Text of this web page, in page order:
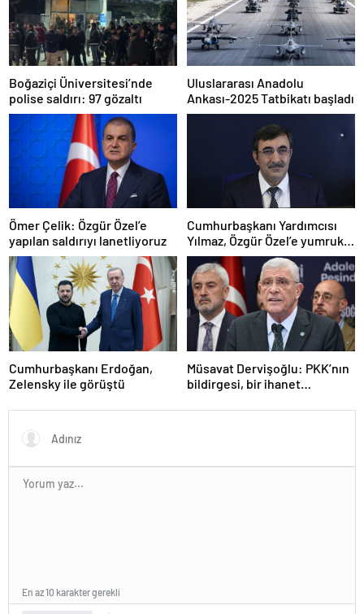
Boğaziçi Üniversitesi’nde
polise saldırı: 97 gözaltı
Uluslararası Anadolu
Ankası-2025 Tatbikatı başladı
Ömer Çelik: Özgür Özel’e
yapılan saldırıyı lanetliyoruz
Cumhurbaşkanı Yardımcısı
Yılmaz, Özgür Özel’e yumruklu
saldırıyı kınadı
Cumhurbaşkanı Erdoğan,
Zelensky ile görüştü
Müsavat Dervişoğlu: PKK’nın
bildirgesi, bir ihanet
En az 10 karakter gerekli